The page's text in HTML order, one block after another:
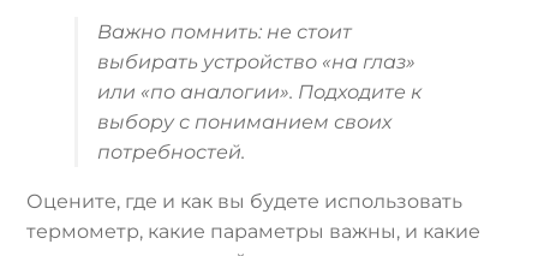
Важно помнить: не стоит
выбирать устройство «на глаз»
или «по аналогии». Подходите к
выбору с пониманием своих
потребностей.
Оцените, где и как вы будете использовать
термометр, какие параметры важны, и какие